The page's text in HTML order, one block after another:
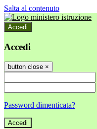
Salta al contenuto
Accedi
Accedi
button close ×
Password dimenticata?